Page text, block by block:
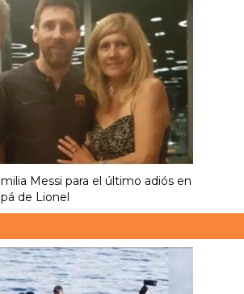
Messi para el último adiós en
de Lionel